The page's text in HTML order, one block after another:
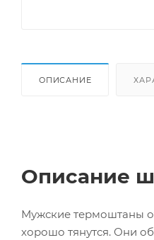
ОПИСАНИЕ
Описание
Мужские термоштаны
хорошо тянутся. Они